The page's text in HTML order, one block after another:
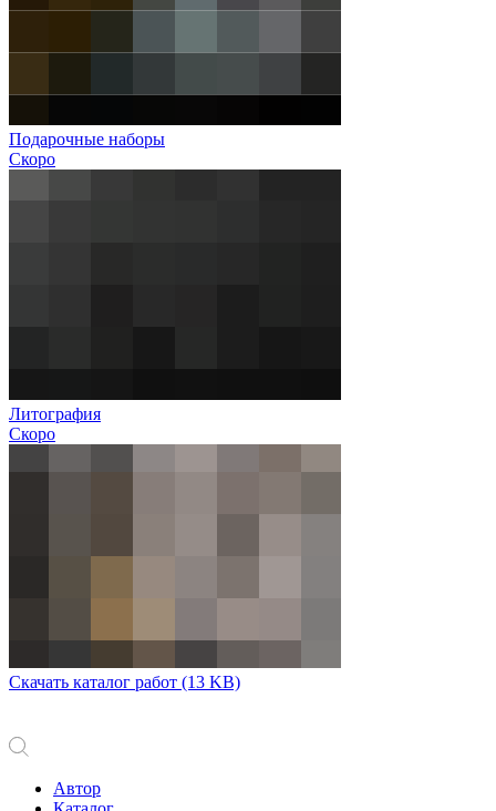
Подарочные наборы
Скоро
Литография
Скоро
Скачать каталог работ (13 KB)
Автор